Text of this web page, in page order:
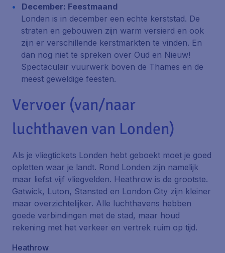
December: Feestmaand
Londen is in december een echte kerststad. De
straten en gebouwen zijn warm versierd en ook
zijn er verschillende kerstmarkten te vinden. En
dan nog niet te spreken over Oud en Nieuw!
Spectaculair vuurwerk boven de Thames en de
meest geweldige feesten.
Vervoer (van/naar
luchthaven van Londen)
Als je vliegtickets Londen hebt geboekt moet je goed
opletten waar je landt. Rond Londen zijn namelijk
maar liefst vijf vliegvelden. Heathrow is de grootste.
Gatwick, Luton, Stansted en London City zijn kleiner
maar overzichtelijker. Alle luchthavens hebben
goede verbindingen met de stad, maar houd
rekening met het verkeer en vertrek ruim op tijd.
Heathrow